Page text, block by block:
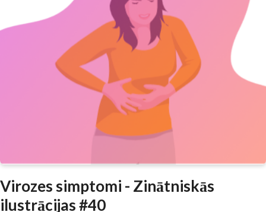
Virozes simptomi - Zinātniskās
ilustrācijas #40